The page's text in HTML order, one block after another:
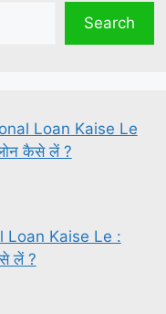
Search
Loan Kaise Le
कैसे लें ?
Loan Kaise Le :
लें ?